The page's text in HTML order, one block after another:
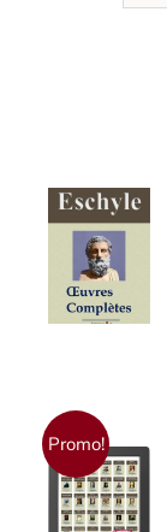
AJOUTER
AU
PANIER
/
DÉTAILS
Promo!
AJOUTER
AU
PANIER